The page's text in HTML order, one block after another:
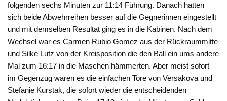
folgenden sechs Minuten zur 11:14 Führung. Danach hatten
sich beide Abwehrreihen besser auf die Gegnerinnen eingestellt
und mit demselben Resultat ging es in die Kabinen. Nach dem
Wechsel war es Carmen Rubio Gomez aus der Rückraummitte
und Silke Lutz von der Kreisposition die den Ball ein ums andere
Mal zum 16:17 in die Maschen hämmerten. Aber meist sofort
im Gegenzug waren es die einfachen Tore von Versakova und
Stefanie Kurstak, die sofort wieder die entscheidenden